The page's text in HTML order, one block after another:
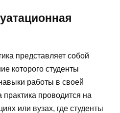
представляет собой
которого студенты
работы в своей
проводится на
или вузах, где студенты